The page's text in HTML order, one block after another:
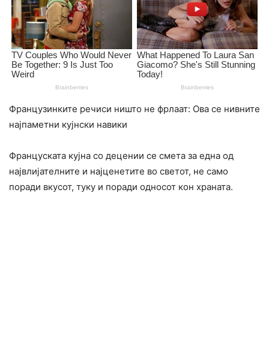
Французинките речиси ништо не фрлаат: Ова се нивните
најпаметни кујнски навики
Француската кујна со децении се смета за една од
највлијателните и најценетите во светот, не само
поради вкусот, туку и поради односот кон храната.